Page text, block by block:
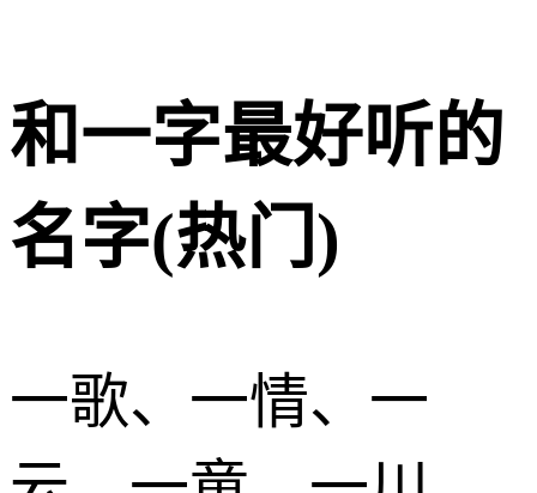
和一字最好听的
名字(热门)
一歌、一情、一